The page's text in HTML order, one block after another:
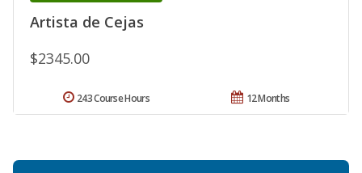
Artista de Cejas
$2345.00
12 Months
243 Course Hours